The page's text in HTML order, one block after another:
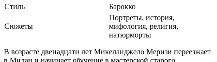
Стиль
Барокко
Сюжеты
Портреты, история,
мифология, религия,
натюрморты
В возрасте двенадцати лет Микеланджело Меризи переезжает
в Милан и начинает обучение в мастерской старого